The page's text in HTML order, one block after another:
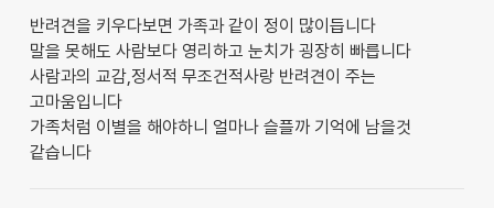
반려견을 키우다보면 가족과 같이 정이 많이듭니다
말을 못해도 사람보다 영리하고 눈치가 굉장히 빠릅니다
사람과의 교감,정서적 무조건적사랑 반려견이 주는
고마움입니다
가족처럼 이별을 해야하니 얼마나 슬플까 기억에 남을것
같습니다